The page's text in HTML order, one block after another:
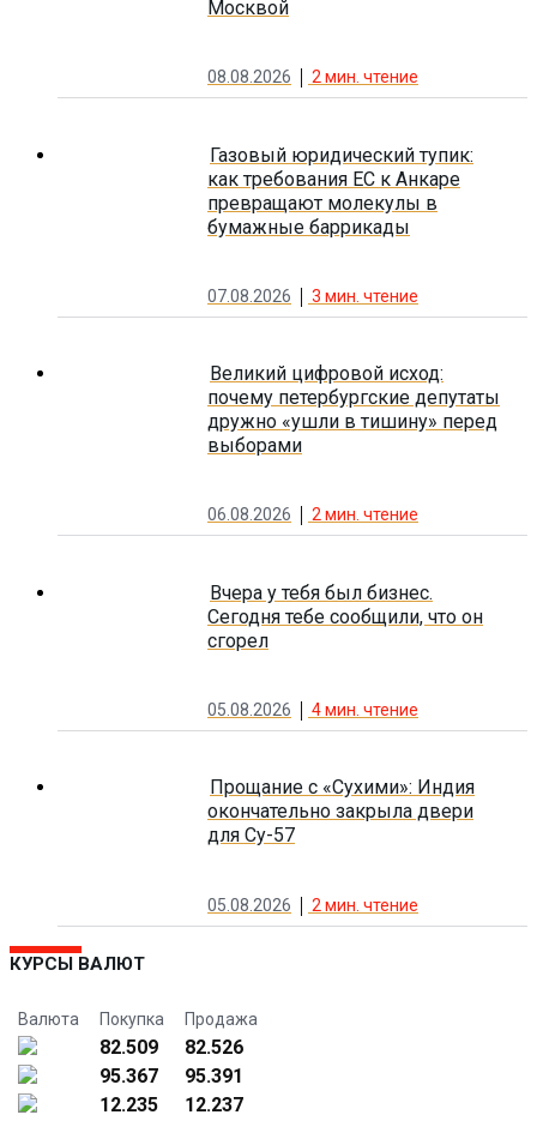
Москвой
08.08.2026 2мин. чтение
Газовый юридический тупик:
как требования ЕС к Анкаре
превращают молекулы в
бумажные баррикады
07.08.2026 3 мин. чтение
Великий цифровой исход:
почему петербургские депутаты
дружно «ушли в тишину» перед
выборами
06.08.2026 2мин. чтение
Вчера у тебя был бизнес.
Сегодня тебе сообщили, что он
сгорел
05.08.2026 4мин. чтение
Прощание с «Сухими»: Индия
окончательно закрыла двери
для Су-57
05.08.2026 2 мин. чтение
КУРСЫ ВАЛЮТ
Валюта Покупка Продажа
82.509
82.526
95.367
95.391
12.235
12.237